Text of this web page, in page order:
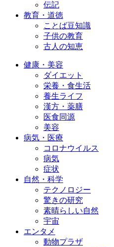
伝記
教育・道徳
ことば豆知識
子供の教育
古人の知恵
健康・美容
ダイエット
栄養・食生活
養生ライフ
漢方・薬膳
医食同源
美容
病気・医療
コロナウイルス
病気
症状
自然・科学
テクノロジー
驚きの研究
素晴らしい自然
宇宙
エンタメ
動物プラザ